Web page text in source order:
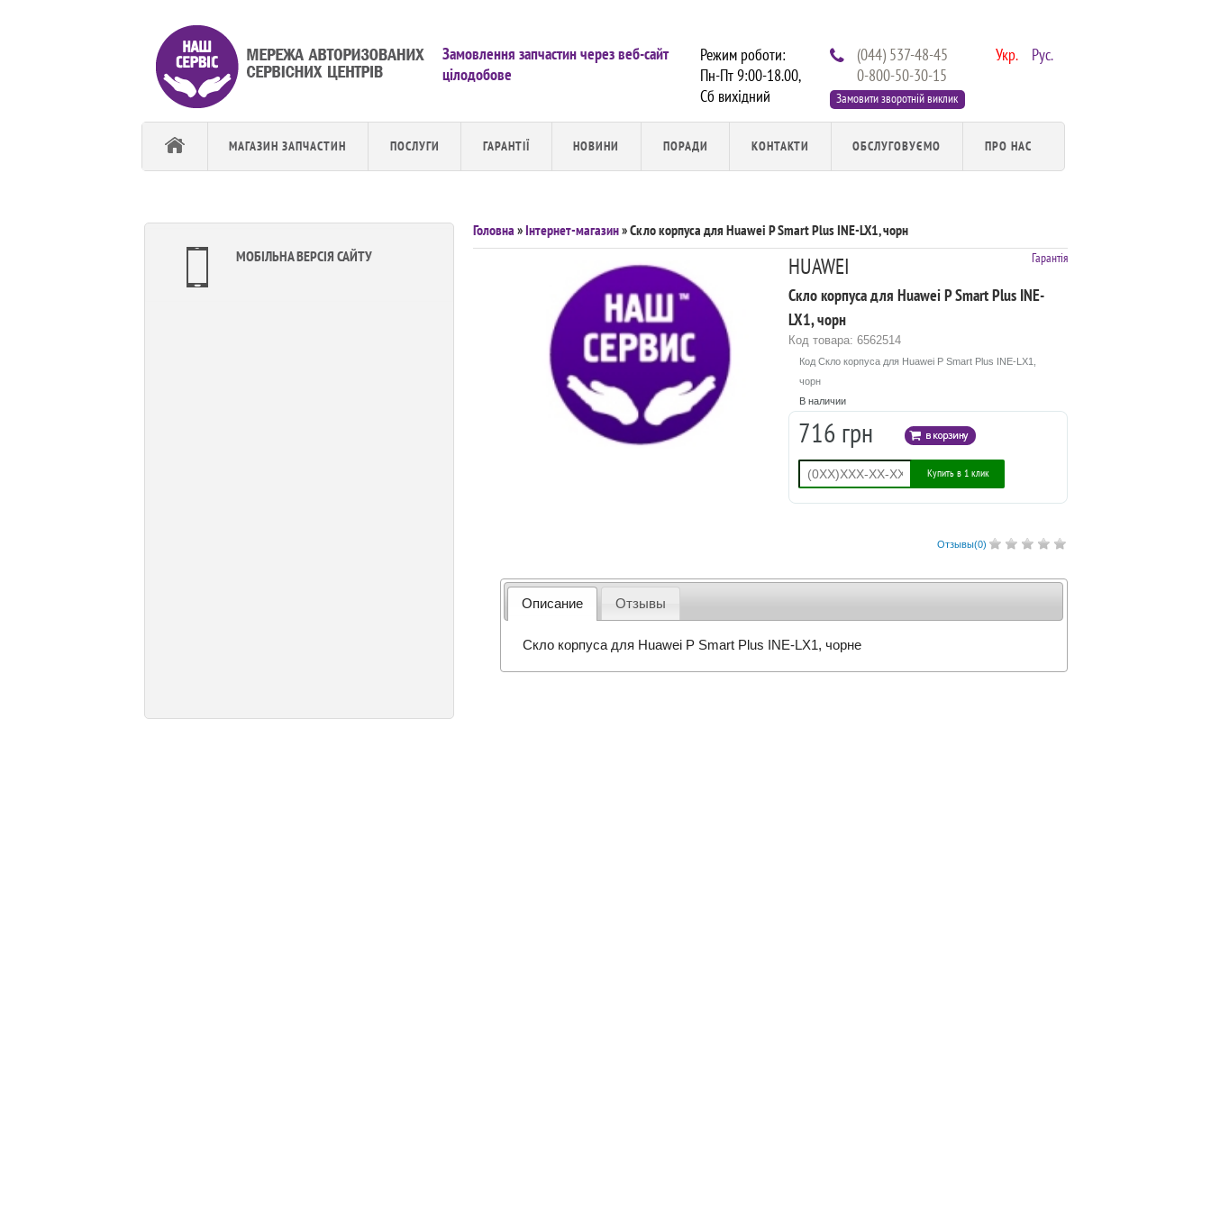
Укр. Рус.
(044) 537-48-45
0-800-50-30-15
Замовити зворотній виклик
Режим роботи:
Пн-Пт 9:00-18.00,
Сб вихiдний
Замовлення запчастин через веб-сайт
цілодобове
МАГАЗИН ЗАПЧАСТИН ПОСЛУГИ ГАРАНТІЇ НОВИНИ ПОРАДИ КОНТАКТИ ОБСЛУГОВУЄМО ПРО НАС
МОБІЛЬНА ВЕРСІЯ САЙТУ
Головна »Інтернет-магазин» Скло корпуса для Huawei P Smart Plus INE-LX1, чорн
Гарантія
HUAWEI
Скло корпуса для Huawei P Smart Plus INE-
LX1, чорн
Код товара: 6562514
Код Скло корпуса для Huawei P Smart Plus INE-LX1,
чорн
В наличии
716 грн
Купить в 1 клик
Отзывы(0)
Описание Отзывы
Скло корпуса для Huawei P Smart Plus INE-LX1, чорне